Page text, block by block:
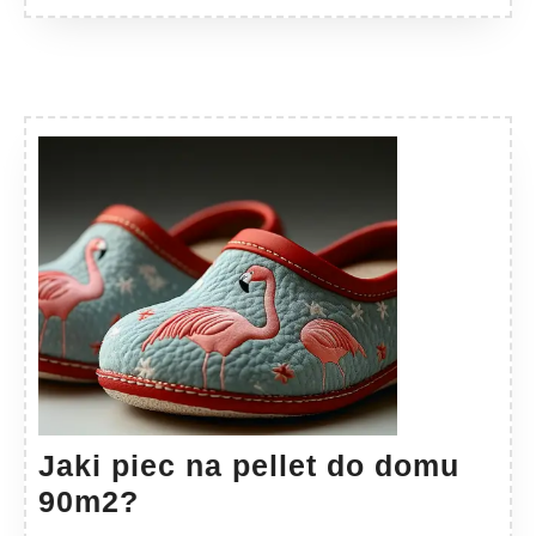
Jaki piec na pellet do domu
90m2?